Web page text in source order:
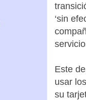
‘sin
Este
usar
su